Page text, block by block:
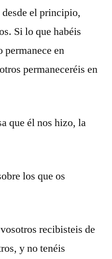
el principio,
Si lo que habéis
en
permaneceréis en
que él nos hizo, la
los que os
recibisteis de
y no tenéis